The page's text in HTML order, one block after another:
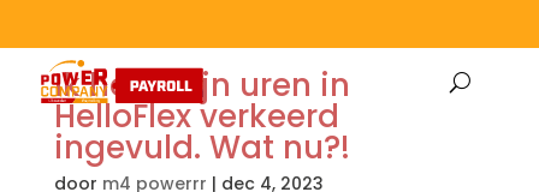
Ik heb mijn uren in
HelloFlex verkeerd
ingevuld. Wat nu?!
door m4 powerrr | dec 4, 2023